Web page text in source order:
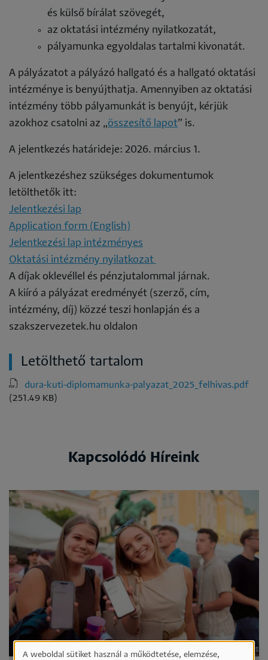
és külső bírálat szövegét,
az oktatási intézmény nyilatkozatát,
pályamunka egyoldalas tartalmi kivonatát.
A pályázatot a pályázó hallgató és a hallgató oktatási
intézménye is benyújthatja. Amennyiben az oktatási
intézmény több pályamunkát is benyújt, kérjük
azokhoz csatolni az „összesítő lapot” is.
A jelentkezés határideje: 2026. március 1.
A jelentkezéshez szükséges dokumentumok
letölthetők itt:
Jelentkezési lap
Application form (English)
Jelentkezési lap intézményes
Oktatási intézmény nyilatkozat
A díjak oklevéllel és pénzjutalommal járnak.
A kiíró a pályázat eredményét (szerző, cím,
intézmény, díj) közzé teszi honlapján és a
szakszervezetek.hu oldalon
Letölthető tartalom
dura-kuti-diplomamunka-palyazat_2025_felhivas.pdf
(251.49 KB)
Kapcsolódó Híreink
A weboldal sütiket használ a működtetése, elemzése,